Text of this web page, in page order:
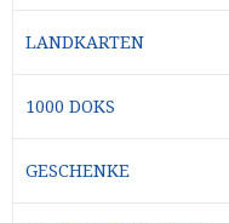
LANDKARTEN
1000 DOKS
GESCHENKE